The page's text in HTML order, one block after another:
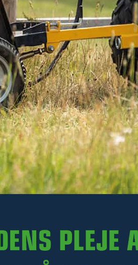
til rabatklipper SK140
Læs mere
2 940 kr
moms
På lager
+
LÆG I KURV
R35-SK140.002